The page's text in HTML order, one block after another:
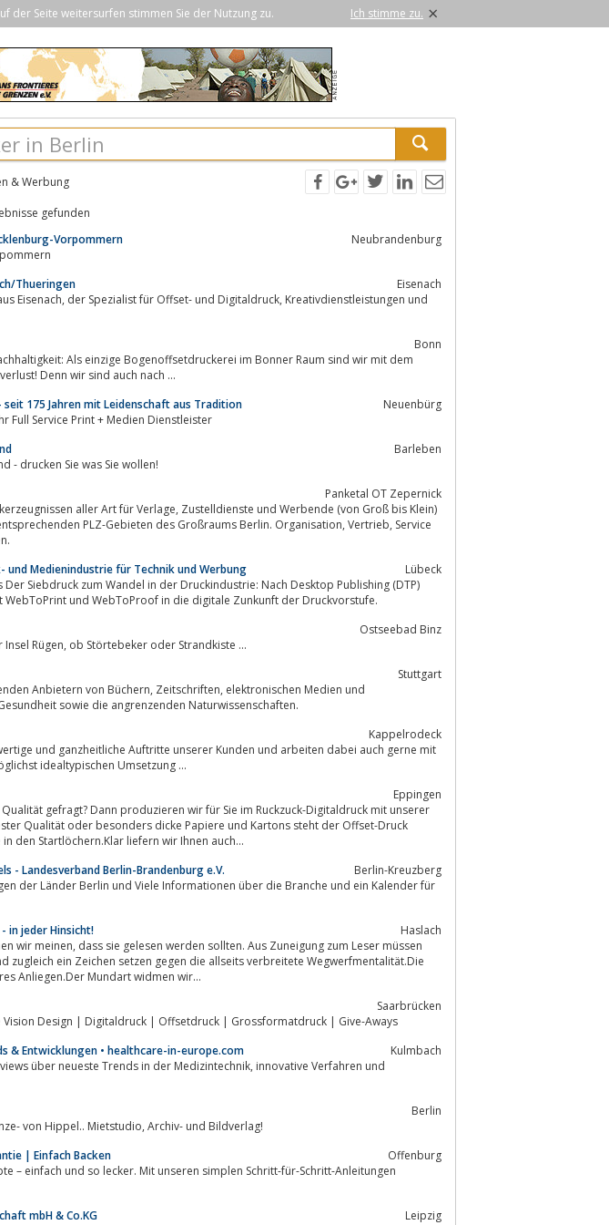
der Seite weitersurfen stimmen Sie der Nutzung zu. Ich stimme zu. ×
& Werbung
gefunden
Vorpommern
Neubrandenburg
Thueringen
Eisenach
Kreativdienstleistungen und
Bonn
Als einzige Bogenoffsetdruckerei im Bonner Raum sind wir mit dem
Denn wir sind auch nach ...
seit 175 Jahren mit Leidenschaft aus Tradition
Neuenbürg
Full Service Print + Medien Dienstleister
Barleben
- drucken Sie was Sie wollen!
Panketal OT Zepernick
aller Art für Verlage, Zustelldienste und Werbende (von Groß bis Klein)
PLZ-Gebieten des Großraums Berlin. Organisation, Vertrieb, Service
und Medienindustrie für Technik und Werbung
Lübeck
Siebdruck zum Wandel in der Druckindustrie: Nach Desktop Publishing (DTP)
WebToPrint und WebToProof in die digitale Zunkunft der Druckvorstufe.
Ostseebad Binz
sdb-Verlag Rügen - Geschichten von der Insel Rügen, ob Störtebeker oder Strandkiste ...
Stuttgart
Zeitschriften, elektronischen Medien und
sowie die angrenzenden Naturwissenschaften.
Kappelrodeck
und ganzheitliche Auftritte unserer Kunden und arbeiten dabei auch gerne mit
idealtypischen Umsetzung ...
Eppingen
gefragt? Dann produzieren wir für Sie im Ruckzuck-Digitaldruck mit unserer
Qualität oder besonders dicke Papiere und Kartons steht der Offset-Druck
den Startlöchern.Klar liefern wir Ihnen auch...
- Landesverband Berlin-Brandenburg e.V.
Berlin-Kreuzberg
über die Branche und ein Kalender für
in jeder Hinsicht!
Haslach
zugleich ein Zeichen setzen gegen die allseits verbreitete Wegwerfmentalität.Die
Anliegen.Der Mundart widmen wir...
Saarbrücken
Design | Digitaldruck | Offsetdruck | Grossformatdruck | Give-Aways
& Entwicklungen • healthcare-in-europe.com
Kulmbach
Berlin
Marktführer für Kleinbild-Duplikate: Heinze- von Hippel.. Mietstudio, Archiv- und Bildverlag!
| Einfach Backen
Offenburg
– einfach und so lecker. Mit unseren simplen Schritt-für-Schritt-Anleitungen
mbH & Co.KG
Leipzig